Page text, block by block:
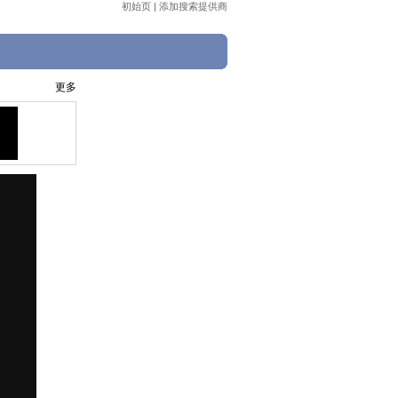
初始页 | 添加搜索提供商
更多